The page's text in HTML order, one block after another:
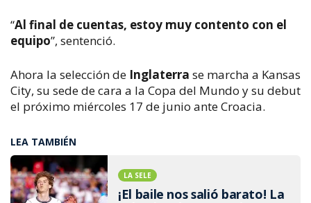
“Al final de cuentas, estoy muy contento con el
equipo”, sentenció.
Ahora la selección de Inglaterra se marcha a Kansas
City, su sede de cara a la Copa del Mundo y su debut
el próximo miércoles 17 de junio ante Croacia.
LEA TAMBIÉN
LA SELE
¡El baile nos salió barato! La